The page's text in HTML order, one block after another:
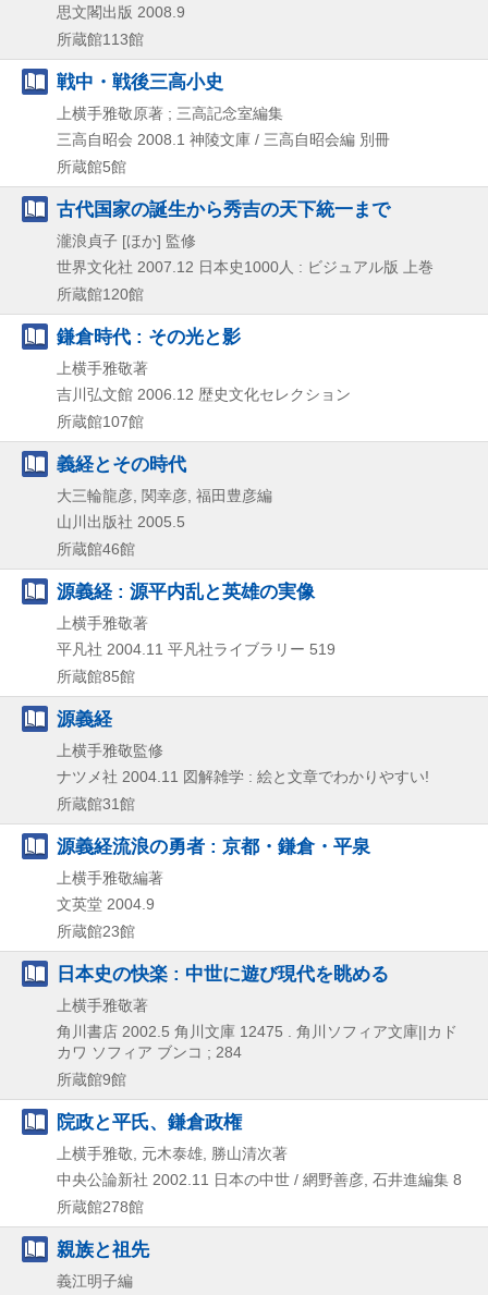
思文閣出版 2008.9
所蔵館113館
戦中・戦後三高小史
上横手雅敬原著 ; 三高記念室編集
三高自昭会 2008.1 神陵文庫 / 三高自昭会編 別冊
所蔵館5館
古代国家の誕生から秀吉の天下統一まで
瀧浪貞子 [ほか] 監修
世界文化社 2007.12 日本史1000人 : ビジュアル版 上巻
所蔵館120館
鎌倉時代 : その光と影
上横手雅敬著
吉川弘文館 2006.12 歴史文化セレクション
所蔵館107館
義経とその時代
大三輪龍彦, 関幸彦, 福田豊彦編
山川出版社 2005.5
所蔵館46館
源義経 : 源平内乱と英雄の実像
上横手雅敬著
平凡社 2004.11 平凡社ライブラリー 519
所蔵館85館
源義経
上横手雅敬監修
ナツメ社 2004.11 図解雑学 : 絵と文章でわかりやすい!
所蔵館31館
源義経流浪の勇者 : 京都・鎌倉・平泉
上横手雅敬編著
文英堂 2004.9
所蔵館23館
日本史の快楽 : 中世に遊び現代を眺める
上横手雅敬著
角川書店 2002.5 角川文庫 12475 . 角川ソフィア文庫||カド
カワ ソフィア ブンコ ; 284
所蔵館9館
院政と平氏、鎌倉政権
上横手雅敬, 元木泰雄, 勝山清次著
中央公論新社 2002.11 日本の中世 / 網野善彦, 石井進編集 8
所蔵館278館
親族と祖先
義江明子編